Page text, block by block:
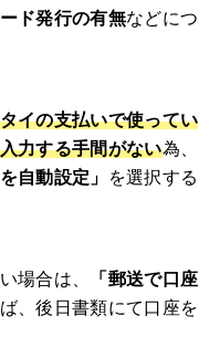
ド発行の有無などにつ
イの支払いで使ってい
力する手間がない為、
自動設定」
を選択する
場合は、
「郵送で口座
、後日書類にて口座を